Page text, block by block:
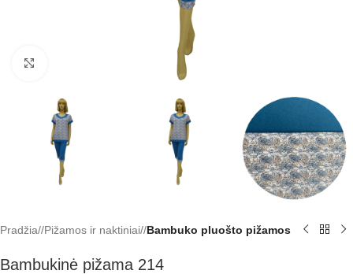
Pradžia/ Pižamos ir naktiniai/ Bambuko pluošto pižamos
Bambukinė pižama 214